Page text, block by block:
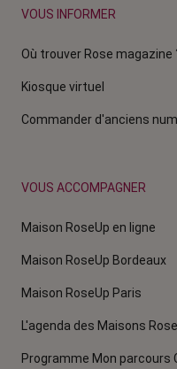
VOUS INFORMER
Où trouver Rose magazine
Kiosque virtuel
Commander d'anciens
VOUS ACCOMPAGNER
Maison RoseUp en ligne
Maison RoseUp Bordeaux
Maison RoseUp Paris
L'agenda des Maisons
Programme Mon